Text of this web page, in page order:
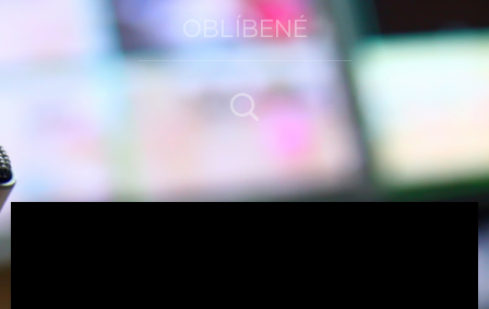
OBLÍBENÉ